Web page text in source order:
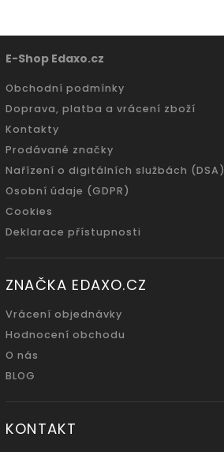
E-Shop Edaxo.cz
Obchodní podmínky
Doprava, platba a vrácení zboží
Kontakty
Prodávané značky
Nařízení o digitálních službách (DSA)
Osobní údaje (GDPR)
Cookies
Deklarace přístupnosti
ZNAČKA EDAXO.CZ
Vrácení objednávky
Hodnocení obchodu
O nás
BLOG
KONTAKT